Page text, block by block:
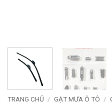
TRANG CHỦ / GẠT MƯA Ô TÔ /